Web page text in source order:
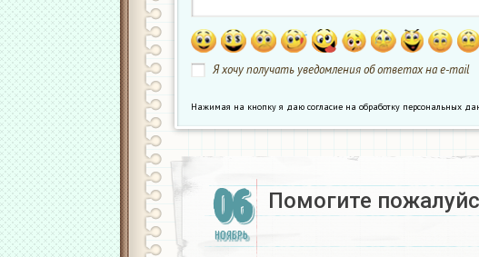
Я хочу получать уведомления об ответах на e-mail
Нажимая на кнопку я даю согласие на обработку персональных
06
НОЯБРЬ
Помогите